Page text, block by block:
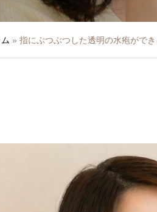
» 指にぶつぶつした透明の水疱がで